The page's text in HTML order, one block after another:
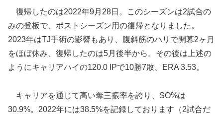
復帰したのは2022年9月28日。このシーズンは2試合の
みの登板で、ポストシーズン用の復帰となりました。
2023年はTJ手術の影響もあり、腹斜筋のハリで開幕2ヶ月
をほぼ休み、復帰したのは5月後半から。その後は上述の
ようにキャリアハイの120.0 IPで10勝7敗、ERA 3.53。
キャリアを通じて高い奪三振率を誇り、SO%は
30.9%。2022年には38.5%を記録しております（2試合だ